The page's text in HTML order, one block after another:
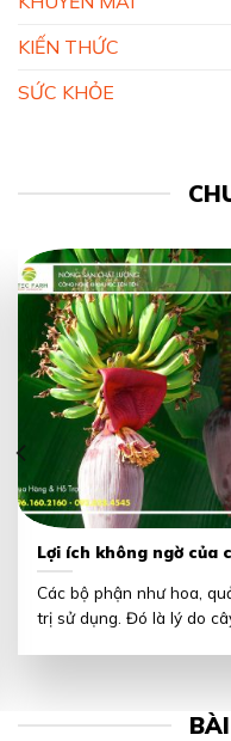
KIẾN THỨC
SỨC KHỎE
Lợi ích không ngờ của
Các bộ phận như hoa,
trị sử dụng. Đó là lý do